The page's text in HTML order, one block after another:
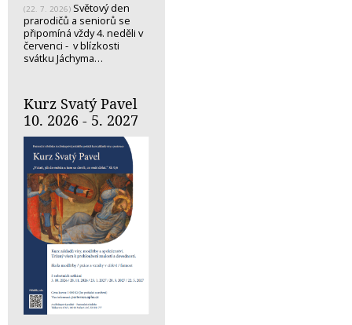
(22. 7. 2026) Světový den
prarodičů a seniorů se
připomíná vždy 4. neděli v
červenci - v blízkosti
svátku Jáchyma…
Kurz Svatý Pavel
10. 2026 - 5. 2027